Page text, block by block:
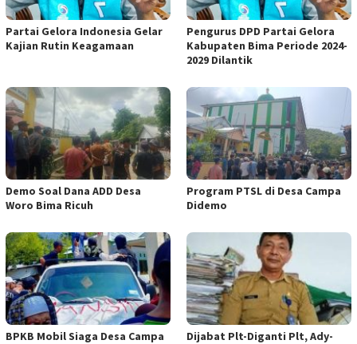
Partai Gelora Indonesia Gelar
Kajian Rutin Keagamaan
Pengurus DPD Partai Gelora
Kabupaten Bima Periode 2024-
2029 Dilantik
Demo Soal Dana ADD Desa
Woro Bima Ricuh
Program PTSL di Desa Campa
Didemo
BPKB Mobil Siaga Desa Campa
Dijabat Plt-Diganti Plt, Ady-